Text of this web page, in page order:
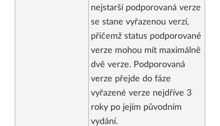
nejstarší podporovaná verze
se stane vyřazenou verzí,
přičemž status podporované
verze mohou mít maximálně
dvě verze. Podporovaná
verze přejde do fáze
vyřazené verze nejdříve 3
roky po jejím původním
vydání.